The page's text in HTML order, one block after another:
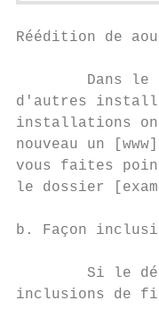
Réédition de
Dans le
d'autres
installations
nouveau un
vous faites
le dossier
b. Façon
Si le
inclusions de